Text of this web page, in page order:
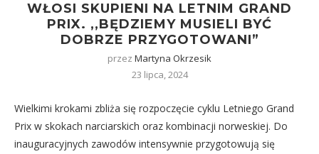
WŁOSI SKUPIENI NA LETNIM GRAND
PRIX. ,,BĘDZIEMY MUSIELI BYĆ
DOBRZE PRZYGOTOWANI”
przez Martyna Okrzesik
23 lipca, 2024
Wielkimi krokami zbliża się rozpoczęcie cyklu Letniego Grand
Prix w skokach narciarskich oraz kombinacji norweskiej. Do
inauguracyjnych zawodów intensywnie przygotowują się